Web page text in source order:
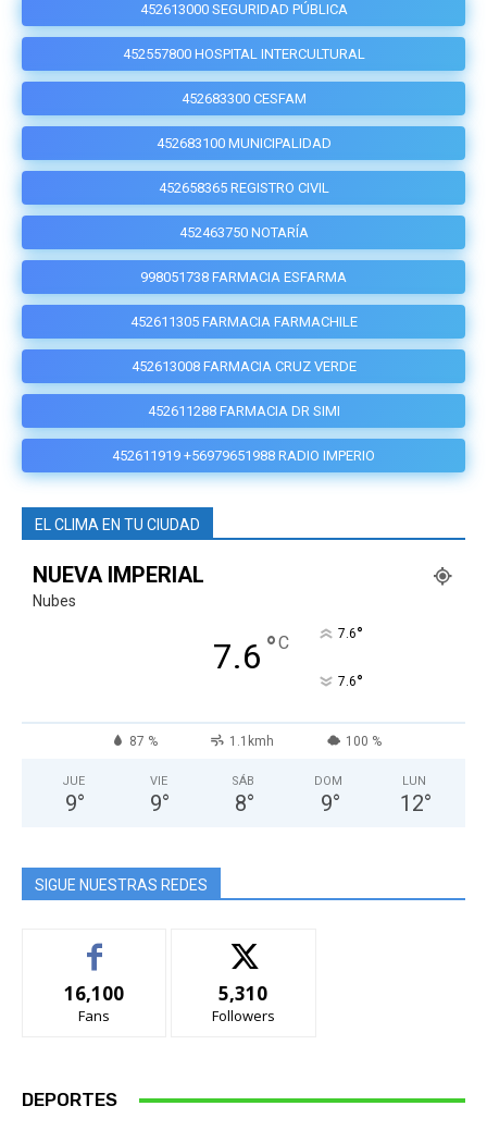
452613000 SEGURIDAD PÚBLICA
452557800 HOSPITAL INTERCULTURAL
452683300 CESFAM
452683100 MUNICIPALIDAD
452658365 REGISTRO CIVIL
452463750 NOTARÍA
998051738 FARMACIA ESFARMA
452611305 FARMACIA FARMACHILE
452613008 FARMACIA CRUZ VERDE
452611288 FARMACIA DR SIMI
452611919 +56979651988 RADIO IMPERIO
EL CLIMA EN TU CIUDAD
NUEVA IMPERIAL
Nubes
7.6 °C 7.6°
7.6°
87 % 1.1kmh 100 %
JUE
9°
VIE
9°
SÁB
8°
DOM
9°
LUN
12°
SIGUE NUESTRAS REDES
16,100
Fans
5,310
Followers
DEPORTES